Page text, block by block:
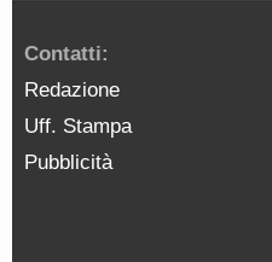
Contatti:
Redazione
Uff. Stampa
Pubblicità